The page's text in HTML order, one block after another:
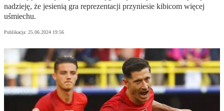
nadzieję, że jesienią gra reprezentacji przyniesie kibicom więcej
uśmiechu.
Publikacja: 25.06.2024 19:56